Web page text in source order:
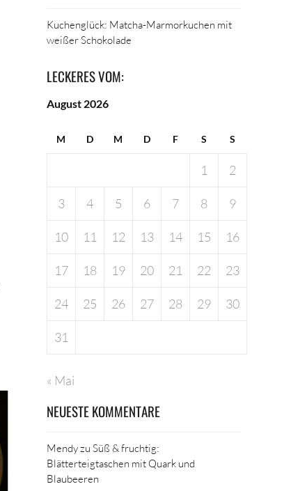
Kuchenglück: Matcha-Marmorkuchen mit
weißer Schokolade
LECKERES VOM:
August 2026
M D M D F S S
1 2
3 4 5 6 7 8 9
10 11 12 13 14 15 16
17 18 19 20 21 22 23
24 25 26 27 28 29 30
31
« Mai
NEUESTE KOMMENTARE
MendyzuSüß & fruchtig:
Blätterteigtaschen mit Quark und
Blaubeeren